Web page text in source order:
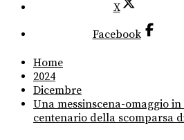
X
Facebook
Home
2024
Dicembre
Una messinscena-omaggio
centenario della scomparsa